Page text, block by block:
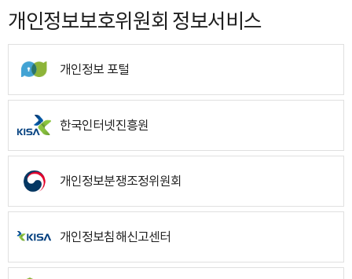
개인정보보호위원회 정보서비스
개인정보 포털
한국인터넷진흥원
개인정보분쟁조정위원회
개인정보침해신고센터